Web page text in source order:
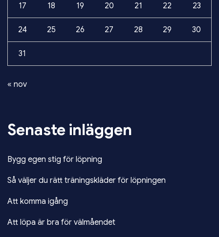
17 18 19 20 21 22 23
24 25 26 27 28 29 30
31
« nov
Senaste inläggen
Bygg egen stig för löpning
Så väljer du rätt träningskläder för löpningen
Att komma igång
Att löpa är bra för välmåendet